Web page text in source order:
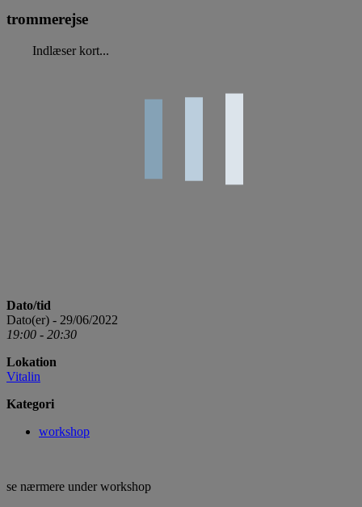
trommerejse
Indlæser kort...
Dato/tid
Dato(er) - 29/06/2022
19:00 - 20:30
Lokation
Vitalin
Kategori
workshop
se nærmere under workshop